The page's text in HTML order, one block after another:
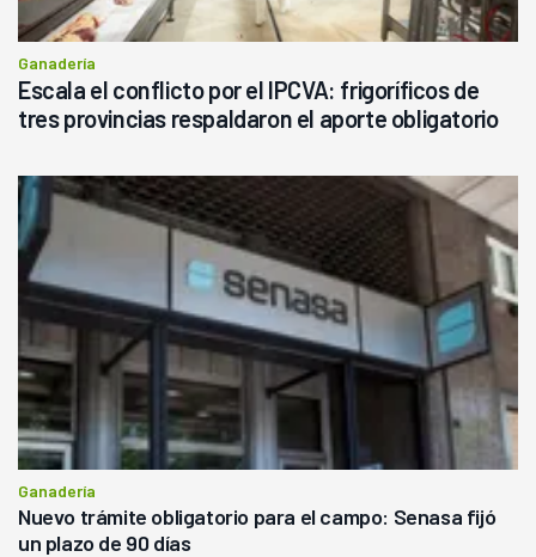
Ganadería
Escala el conflicto por el IPCVA: frigoríficos de
tres provincias respaldaron el aporte obligatorio
Ganadería
Nuevo trámite obligatorio para el campo: Senasa fijó
un plazo de 90 días